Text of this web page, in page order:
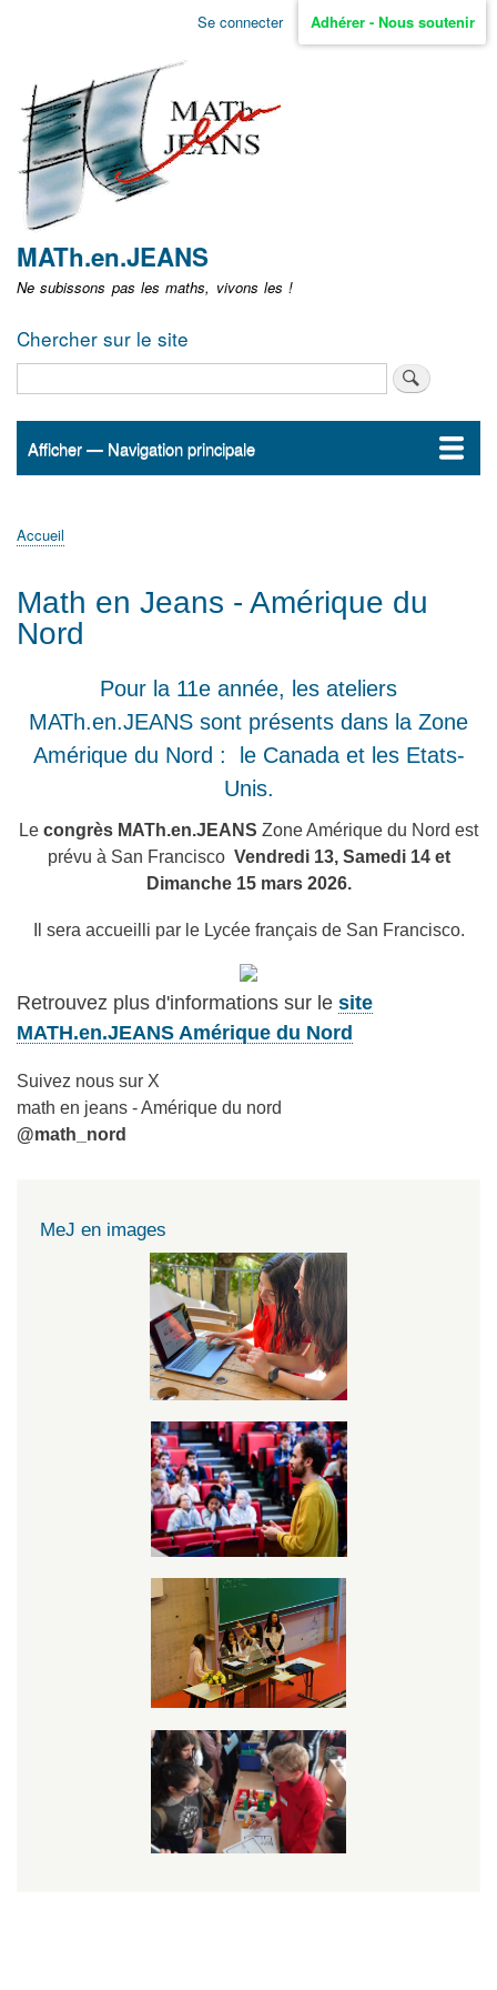
Aller
non
identifié
Se connecter Adhérer - Nous soutenir
MATh.en.JEANS
Ne subissons pas les maths, vivons les !
Chercher sur le site
Navigation
Afficher — Navigation principale
Accueil
ActualitésMATh.en.JEANS ?
Régions et Ateliers
Créer, gérer un atelier
Sujets/Publications
Congrès
d'Ariane
Accueil
Math en Jeans - Amérique du
Nord
Pour la 11e année, les ateliers
MATh.en.JEANS sont présents dans la Zone
Amérique du Nord : le Canada et les Etats-
Unis.
Le congrès MATh.en.JEANS Zone Amérique du Nord est
prévu à San Francisco Vendredi 13, Samedi 14 et
Dimanche 15 mars 2026.
Il sera accueilli par le Lycée français de San Francisco.
Retrouvez plus d'informations sur le site
MATH.en.JEANS Amérique du Nord
Suivez nous sur X
math en jeans - Amérique du nord
@math_nord
MeJ en images